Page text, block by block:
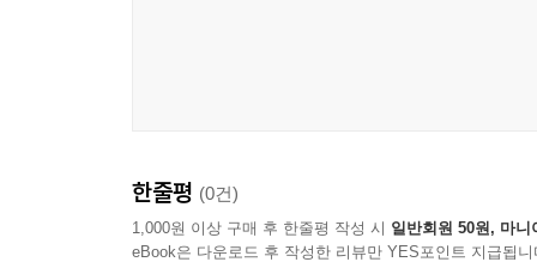
한줄평 (0건)
1,000원 이상 구매 후 한줄평 작성 시 일반회원 50원, 마니
eBook은 다운로드 후 작성한 리뷰만 YES포인트 지급됩니